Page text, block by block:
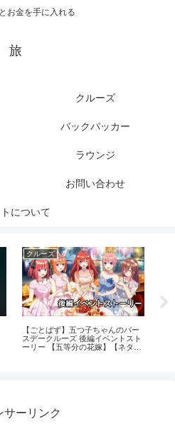
お金を手に入れる
旅
クルーズ
バックパッカー
ラウンジ
お問い合わせ
について
クルーズ
【ごとぱず】五つ子ちゃんのバー
スデークルーズ 後編イベントスト
ーリー 【五等分の花嫁】【ネタバ
サーリンク